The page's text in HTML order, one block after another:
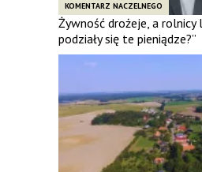
KOMENTARZ NACZELNEGO
Żywność drożeje, a rolnicy
podziały się te pieniądze?”